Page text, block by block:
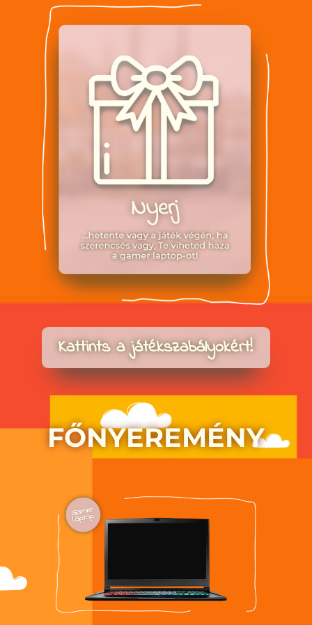
Kattints a játékszabályokért!
FŐNYEREMÉNY